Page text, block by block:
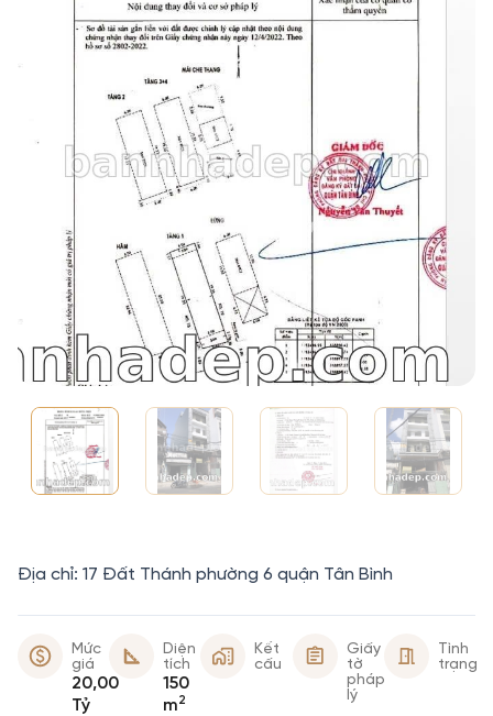
Địa chỉ: 17 Đất Thánh phường 6 quận Tân Bình
Mức
giá
20,00
Tỷ
Diện
tích
150
m2
Kết
cấu
Giấy
tờ
pháp
lý
Tình
trạng